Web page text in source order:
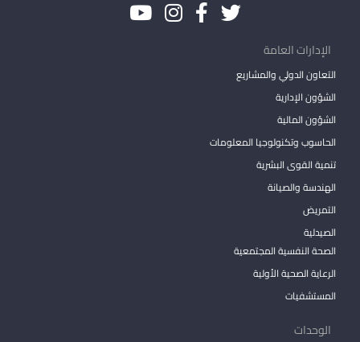
الإدارات العامة
التعاون الدولي والمشاريع
الشؤون الإدارية
الشؤون المالية
الحاسوب وتكنولوجيا المعلومات
تنمية القوى البشرية
الهندسة والصيانة
التمريض
الصيدلية
الصحة النفسية المجتمعية
الرعاية الصحية الأولية
المستشفيات
الوحدات